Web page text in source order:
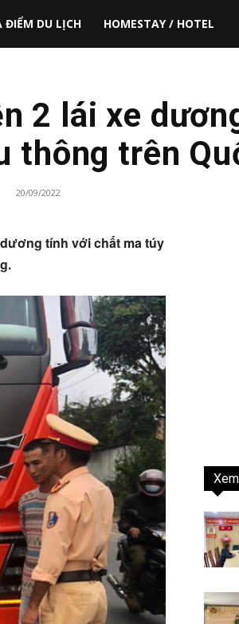
ĐIỂM DU LỊCH HOMESTAY / HOTEL
2 lái xe
thông trên
20/09/2022
tính với chất ma túy